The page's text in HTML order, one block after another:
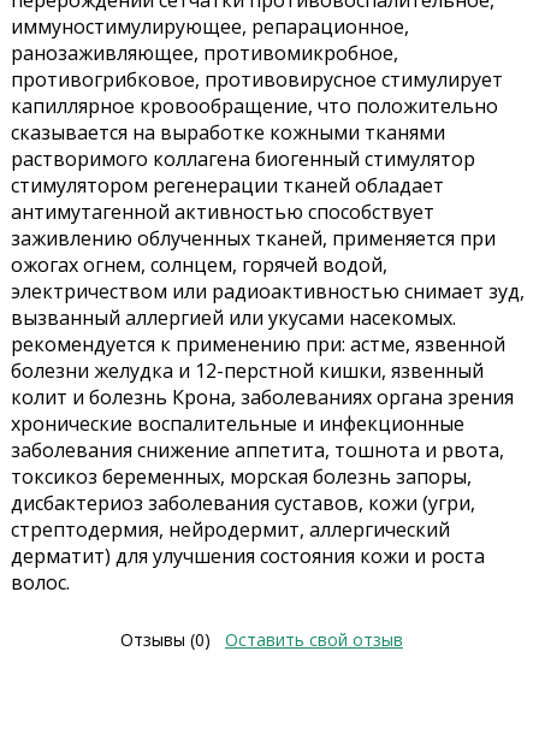
иммуностимулирующее, репарационное,
ранозаживляющее, противомикробное,
противогрибковое, противовирусное стимулирует
капиллярное кровообращение, что положительно
сказывается на выработке кожными тканями
растворимого коллагена биогенный стимулятор
стимулятором регенерации тканей обладает
антимутагенной активностью способствует
заживлению облученных тканей, применяется при
ожогах огнем, солнцем, горячей водой,
электричеством или радиоактивностью снимает зуд,
вызванный аллергией или укусами насекомых.
рекомендуется к применению при: астме, язвенной
болезни желудка и 12-перстной кишки, язвенный
колит и болезнь Крона, заболеваниях органа зрения
хронические воспалительные и инфекционные
заболевания снижение аппетита, тошнота и рвота,
токсикоз беременных, морская болезнь запоры,
дисбактериоз заболевания суставов, кожи (угри,
стрептодермия, нейродермит, аллергический
дерматит) для улучшения состояния кожи и роста
волос.
Отзывы (0) Оставить свой отзыв